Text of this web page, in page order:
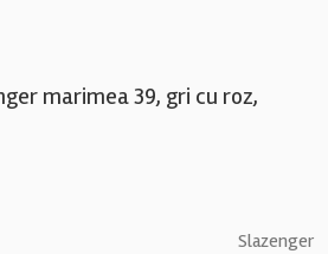
marimea 39, gri cu roz,
Slazenger